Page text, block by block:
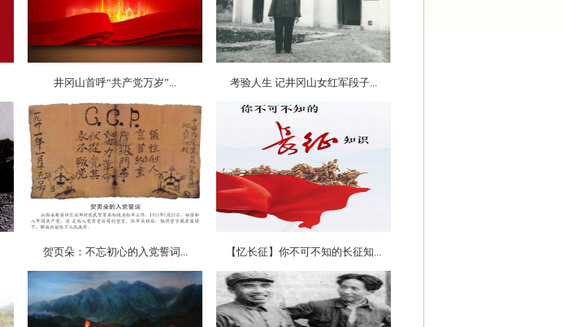
井冈山首呼“共产党万岁”... 考验人生 记井冈山女红军段子...
贺页朵：不忘初心的入党誓词... 【忆长征】你不可不知的长征知...